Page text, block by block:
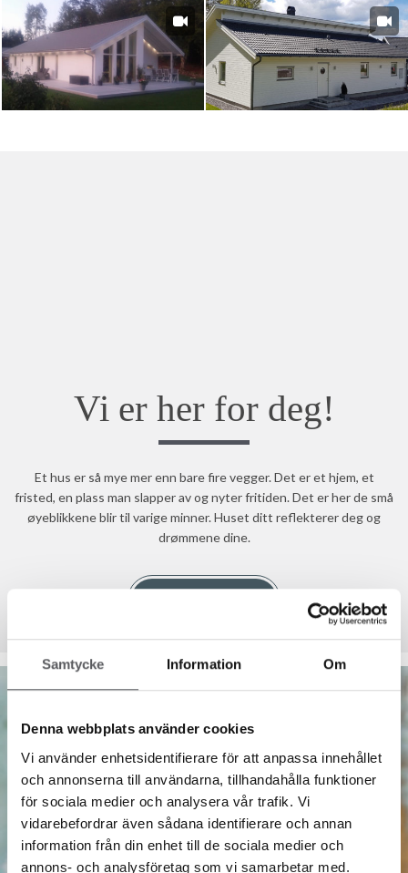
Samtycke Information Om
Denna webbplats använder cookies
Vi använder enhetsidentifierare för att anpassa innehållet
och annonserna till användarna, tillhandahålla funktioner
för sociala medier och analysera vår trafik. Vi
vidarebefordrar även sådana identifierare och annan
information från din enhet till de sociala medier och
annons- och analysföretag som vi samarbetar med.
Vi er her for deg!
Et hus er så mye mer enn bare fire vegger. Det er et hjem, et
fristed, en plass man slapper av og nyter fritiden. Det er her de små
øyeblikkene blir til varige minner. Huset ditt reflekterer deg og
drømmene dine.